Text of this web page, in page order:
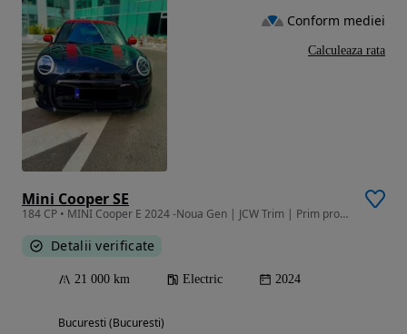
Mini Cooper SE
184 CP • MINI Cooper E 2024 -Noua Gen | JCW Trim | Prim proprietar | 21.000 km
Detalii verificate
21 000 km Electric 2024
Bucuresti (Bucuresti)
Conform mediei
Calculeaza rata